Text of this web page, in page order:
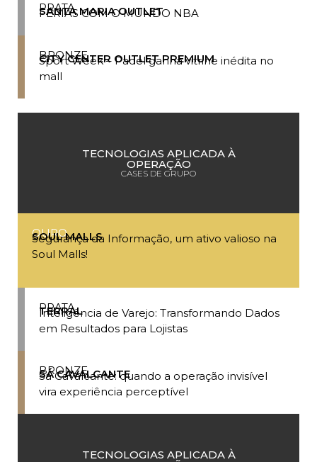
PRATA
SANTA MARIA OUTLET
FÉRIAS COM O MUNDO NBA
BRONZE
CITY CENTER OUTLET PREMIUM
Sport Week – Padel ganha vitrine inédita no
mall
TECNOLOGIAS APLICADA À
OPERAÇÃO
CASES DE GRUPO
OURO
SOUL MALLS
Segurança da Informação, um ativo valioso na
Soul Malls!
PRATA
TERRAL
Inteligência de Varejo: Transformando Dados
em Resultados para Lojistas
BRONZE
SÁ CAVALCANTE
Sá Cavalcante: quando a operação invisível
vira experiência perceptível
TECNOLOGIAS APLICADA À